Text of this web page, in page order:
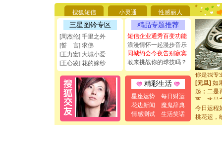
搜狐短信 小灵通 性感丽人
三星图铃专区
[周杰伦] 千里之外
[誓 言] 求佛
[王力宏] 大城小爱
[王心凌] 花的嫁纱
精品专题推荐
短信企业通秀百变功能
浪漫情怀一起漫步音乐
同城约会今夜告别寂寞
敢来挑战你的球技吗？
精彩生活
星座运势
每日财运
花边新闻
魔鬼辞典
情感测试
生活笑话
要平安！
[圣诞节]
能正大光
都要快乐
[圣诞节]
如意,快
[元旦]看
断电。爱
你是我专
[元旦]如
起；二是
离。水晶
[元旦]当
泣，这痛
卖了。水
今日运程
桃花运，